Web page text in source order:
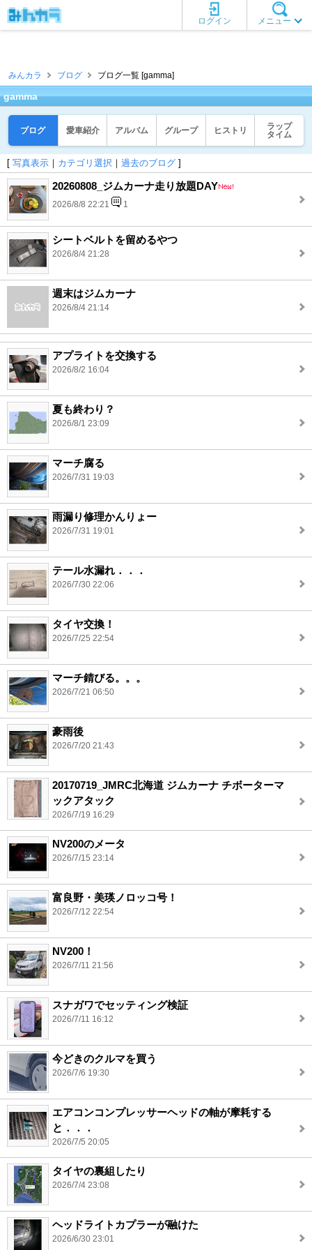
メニュー
ログイン
みんカラ ブログ ブログ一覧 [gamma]
gamma
ブログ 愛車紹介 アルバム グループ ヒストリ
ラップ
タイム
[ 写真表示 ｜ カテゴリ選択 ｜ 過去のブログ ]
20260808_ジムカーナ走り放題DAY
2026/8/8 22:21 1
シートベルトを留めるやつ
2026/8/4 21:28
週末はジムカーナ
2026/8/4 21:14
アプライトを交換する
2026/8/2 16:04
夏も終わり？
2026/8/1 23:09
マーチ腐る
2026/7/31 19:03
雨漏り修理かんりょー
2026/7/31 19:01
テール水漏れ．．．
2026/7/30 22:06
タイヤ交換！
2026/7/25 22:54
マーチ錆びる。。。
2026/7/21 06:50
豪雨後
2026/7/20 21:43
20170719_JMRC北海道 ジムカーナ チボーターマ
ックアタック
2026/7/19 16:29
NV200のメータ
2026/7/15 23:14
富良野・美瑛ノロッコ号！
2026/7/12 22:54
NV200！
2026/7/11 21:56
スナガワでセッティング検証
2026/7/11 16:12
今どきのクルマを買う
2026/7/6 19:30
エアコンコンプレッサーヘッドの軸が摩耗する
と．．．
2026/7/5 20:05
タイヤの裏組したり
2026/7/4 23:08
ヘッドライトカプラーが融けた
2026/6/30 23:01